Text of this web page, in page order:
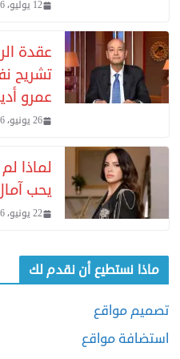
12 يوليو، 2026
عقدة
تشريح
عمرو
26 يونيو، 2026
لماذا
يحب
22 يونيو، 2026
ماذا نستطيع أن نقدم لك
تصميم مواقع
استضافة مواقع